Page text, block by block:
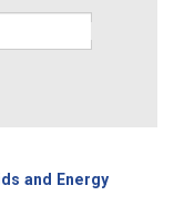
and Energy